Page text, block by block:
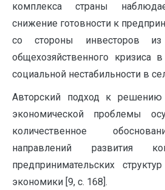
комплекса страны
снижение готовности к
со стороны инвесторов
общехозяйственного кризиса
социальной нестабильности в
Авторский подход к решению
экономической проблемы
количественное
направлений развития
предпринимательских
экономики [9, с. 168].